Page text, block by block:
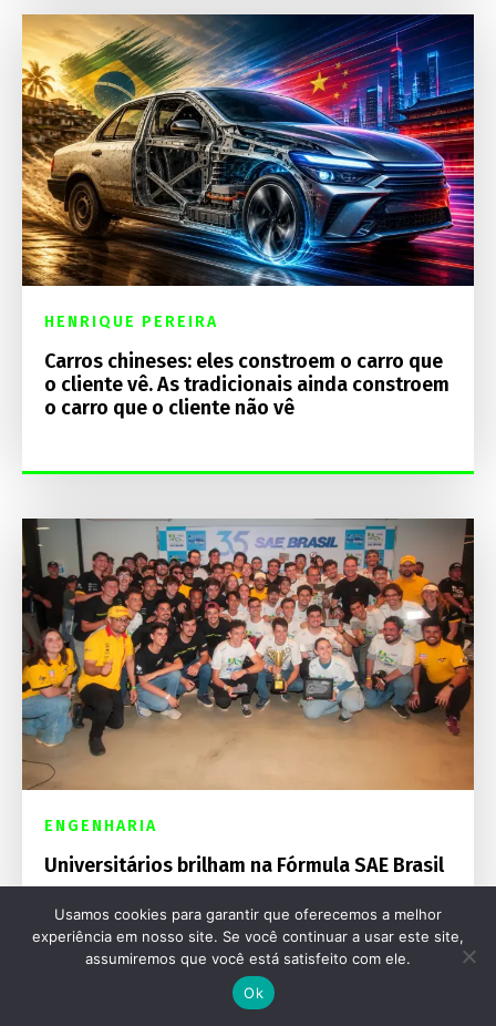
HENRIQUE PEREIRA
Carros chineses: eles constroem o carro que
o cliente vê. As tradicionais ainda constroem
o carro que o cliente não vê
ENGENHARIA
Universitários brilham na Fórmula SAE Brasil
Usamos cookies para garantir que oferecemos a melhor
experiência em nosso site. Se você continuar a usar este site,
assumiremos que você está satisfeito com ele.
Ok